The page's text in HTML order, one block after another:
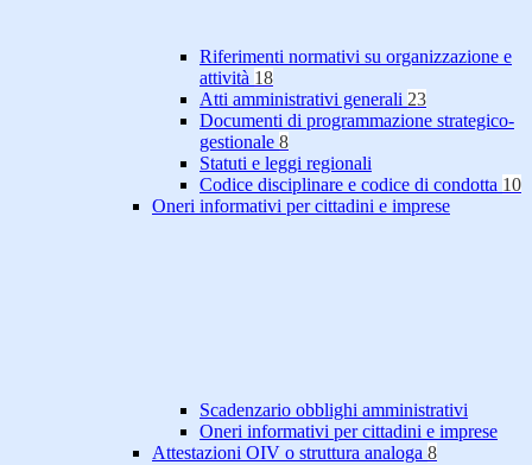
Riferimenti normativi su organizzazione e
attività 18
Atti amministrativi generali 23
Documenti di programmazione strategico-
gestionale 8
Statuti e leggi regionali
Codice disciplinare e codice di condotta 10
Oneri informativi per cittadini e imprese
Scadenzario obblighi amministrativi
Oneri informativi per cittadini e imprese
Attestazioni OIV o struttura analoga 8